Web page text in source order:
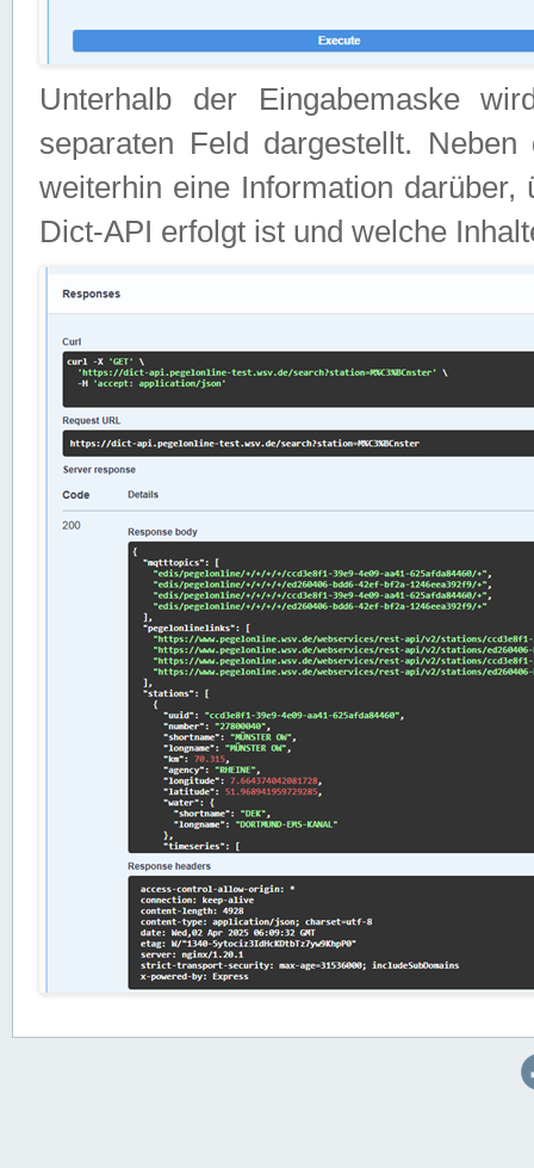
Unterhalb der Eingabemaske
separaten Feld dargestellt.
weiterhin eine Information
Dict-API erfolgt ist und welche